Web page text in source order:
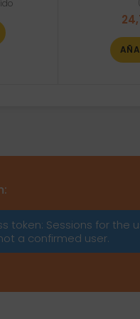
token: Sessions for the
a confirmed user.